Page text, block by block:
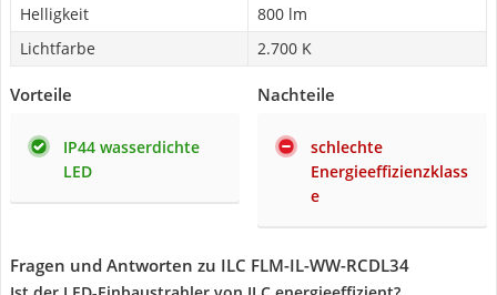
Helligkeit
800 lm
Lichtfarbe
2.700 K
Vorteile
IP44 wasserdichte
LED
Nachteile
schlechte
Energieeffizienzklass
e
Fragen und Antworten zu ILC FLM-IL-WW-RCDL34